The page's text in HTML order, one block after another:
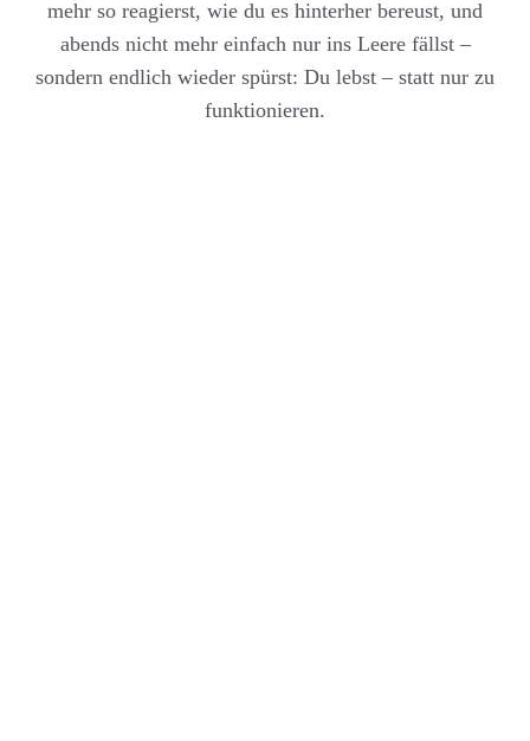
mehr so reagierst, wie du es hinterher bereust, und
abends nicht mehr einfach nur ins Leere fällst –
sondern endlich wieder spürst: Du lebst – statt nur zu
funktionieren.